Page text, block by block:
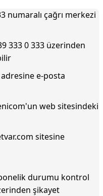
numaralı çağrı merkezi
333 0 333 üzerinden
adresine e-posta
web sitesindeki
sitesine
durumu kontrol
şikayet